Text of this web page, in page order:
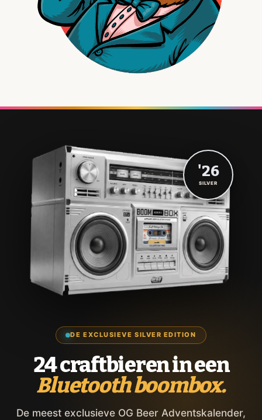
DE EXCLUSIEVE SILVER EDITION
24 craftbieren in een
Bluetooth boombox.
De meest exclusieve OG Beer Adventskalender,
'26
SILVER